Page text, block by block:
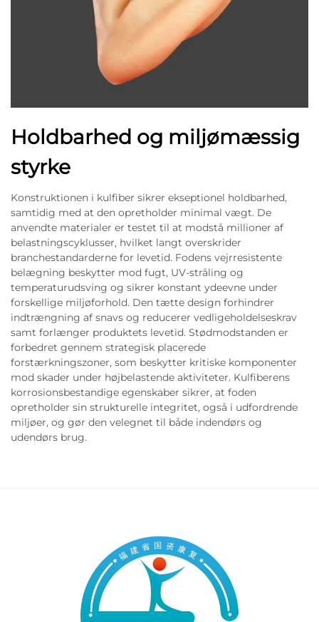
Holdbarhed og miljømæssig
styrke
Konstruktionen i kulfiber sikrer ekseptionel holdbarhed,
samtidig med at den opretholder minimal vægt. De
anvendte materialer er testet til at modstå millioner af
belastningscyklusser, hvilket langt overskrider
branchestandarderne for levetid. Fodens vejrresistente
belægning beskytter mod fugt, UV-stråling og
temperaturudsving og sikrer konstant ydeevne under
forskellige miljøforhold. Den tætte design forhindrer
indtrængning af snavs og reducerer vedligeholdelseskrav
samt forlænger produktets levetid. Stødmodstanden er
forbedret gennem strategisk placerede
forstærkningszoner, som beskytter kritiske komponenter
mod skader under højbelastende aktiviteter. Kulfiberens
korrosionsbestandige egenskaber sikrer, at foden
opretholder sin strukturelle integritet, også i udfordrende
miljøer, og gør den velegnet til både indendørs og
udendørs brug.